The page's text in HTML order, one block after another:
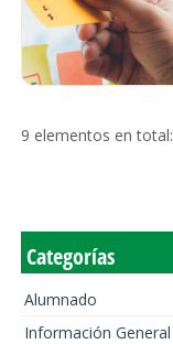
9 elementos en total:
Categorías
Alumnado
Información General